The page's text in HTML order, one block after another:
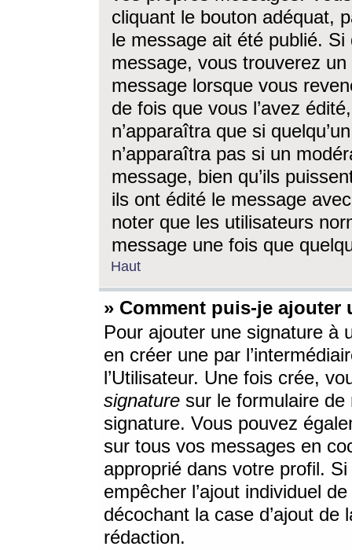
cliquant le bouton adéquat,
le message ait été publié. Si
message, vous trouverez
message lorsque vous
de fois que vous l’avez
n’apparaîtra que si
n’apparaîtra pas si un
message, bien qu’ils
ils ont édité le message
noter que les utilisateurs
message une fois que
Haut
» Comment puis-je ajouter
Pour ajouter une signature à
en créer une par
l’Utilisateur. Une fois crée,
signature sur le formulaire de
signature. Vous pouvez
sur tous vos messages en
approprié dans votre profil.
empêcher l’ajout individuel
décochant la case d’ajout
rédaction.